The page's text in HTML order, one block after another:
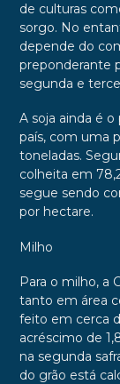
de culturas
sorgo. No
depende do
preponderante
segunda e
A soja ainda é
país, com uma
toneladas.
colheita em
segue sendo
por hectare.
Milho
Para o milho, a
tanto em área
feito em cerca
acréscimo de
na segunda
do grão está